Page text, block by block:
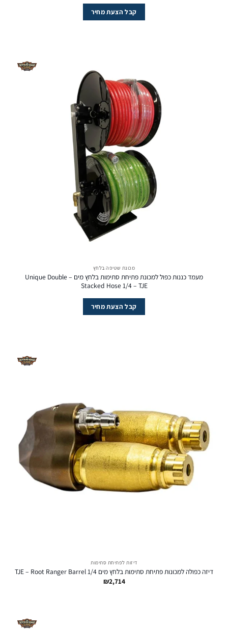
קבל הצעת מחיר
מכונת שטיפה בלחץ
מעמד כננות כפול למכונת פתיחת סתימות בלחץ מים – Unique Double
Stacked Hose 1/4 – TJE
קבל הצעת מחיר
דיזות לפתיחת סתימות
דיזה כפולה למכונות פתיחת סתימות בלחץ מים TJE – Root Ranger Barrel 1/4
₪2,714